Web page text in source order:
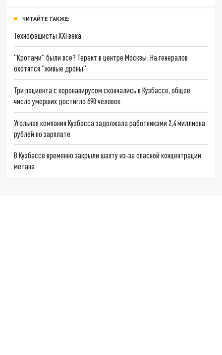
ЧИТАЙТЕ ТАКЖЕ:
Технофашисты XXI века
"Кротами" были все? Теракт в центре Москвы: На генералов
охотятся "живые дроны"
Три пациента с коронавирусом скончались в Кузбассе, общее
число умерших достигло 690 человек
Угольная компания Кузбасса задолжала работниками 2,4 миллиона
рублей по зарплате
В Кузбассе временно закрыли шахту из-за опасной концентрации
метана